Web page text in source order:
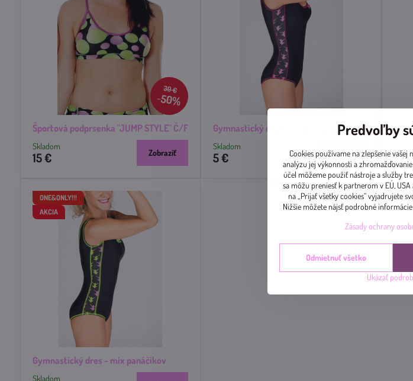
30 €
50%
Športová podprsenka "JUMP STYLE" Č/F
Skladom
15 € Zobraziť
Gymnastický dres - ružový panáčik
Skladom
5 € Zobraziť 5 €
ONE&ONLY!!!
AKCIA
Gymnastický dres - mix panáčikov
Skladom
Predvoľby
Cookies používame na zlepšenie vašej
analýzu jej výkonnosti a
účel môžeme použiť nástroje a služby
sa môžu preniesť k partnerom v EÚ,
na „Prijať všetky cookies“ vyjadrujete
Nižšie môžete nájsť podrobné
Zásady ochrany
Ukázať
Odmietnuť všetko